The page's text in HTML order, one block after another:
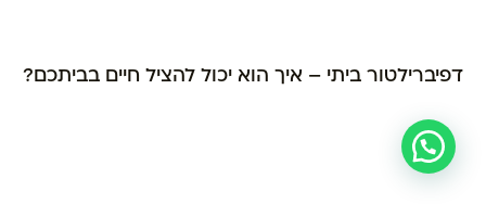
דפיברילטור ביתי – איך הוא יכול להציל חיים בביתכם?